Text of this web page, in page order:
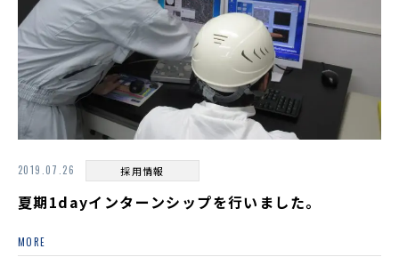
2019.07.26 採用情報
夏期1dayインターンシップを行いました。
MORE